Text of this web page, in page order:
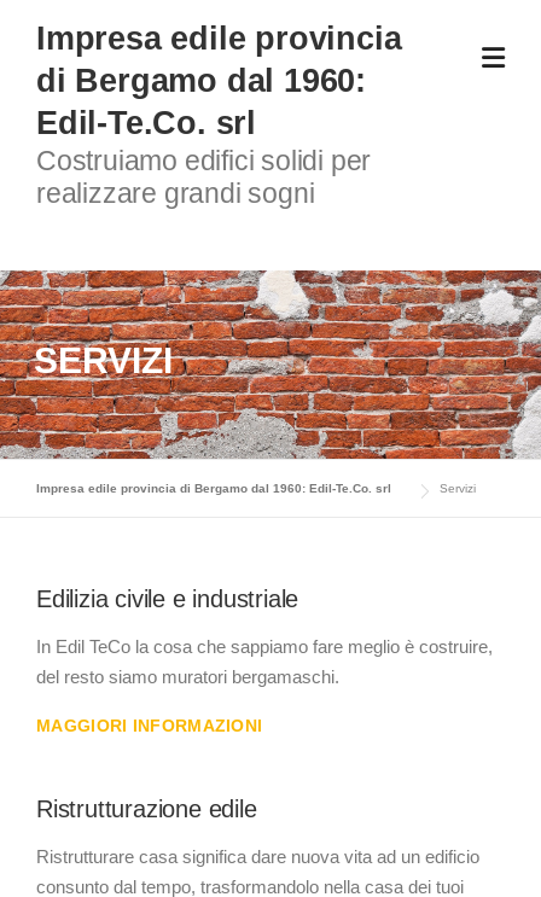
content
Impresa edile provincia
di Bergamo dal 1960:
Edil-Te.Co. srl
Costruiamo edifici solidi per
realizzare grandi sogni
SERVIZI
Impresa edile provincia di Bergamo dal 1960: Edil-Te.Co. srl Servizi
Edilizia civile e industriale
In Edil TeCo la cosa che sappiamo fare meglio è costruire,
del resto siamo muratori bergamaschi.
MAGGIORI INFORMAZIONI
Ristrutturazione edile
Ristrutturare casa significa dare nuova vita ad un edificio
consunto dal tempo, trasformandolo nella casa dei tuoi